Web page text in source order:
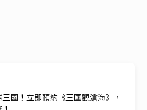
國！立即預約《三國觀滄海》，